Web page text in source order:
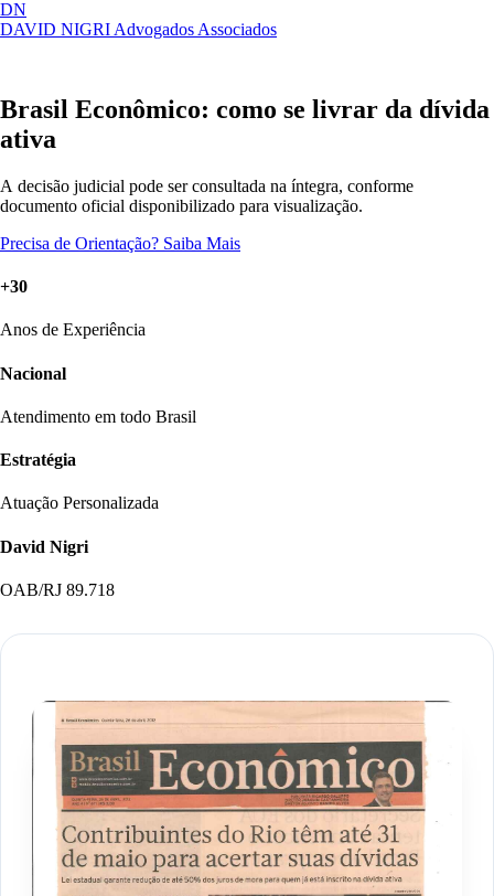
DN
DAVID NIGRI Advogados Associados
Artigos, sentenças, áreas de atuação,
Brasil Econômico: como se livrar da dívida
ativa
A decisão judicial pode ser consultada na íntegra, conforme
documento oficial disponibilizado para visualização.
Precisa de Orientação? Saiba Mais
+30
Anos de Experiência
Nacional
Atendimento em todo Brasil
Estratégia
Atuação Personalizada
David Nigri
OAB/RJ 89.718